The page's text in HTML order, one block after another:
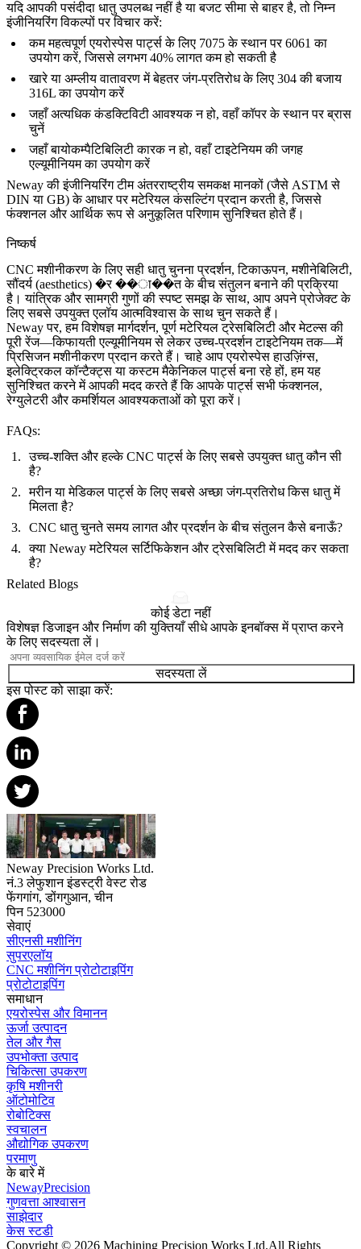
यदि आपकी पसंदीदा धातु उपलब्ध नहीं है या बजट सीमा से बाहर है, तो निम्न
इंजीनियरिंग विकल्पों पर विचार करें:
कम महत्वपूर्ण एयरोस्पेस पार्ट्स के लिए 7075 के स्थान पर 6061 का
उपयोग करें, जिससे लगभग 40% लागत कम हो सकती है
खारे या अम्लीय वातावरण में बेहतर जंग-प्रतिरोध के लिए 304 की बजाय
316L का उपयोग करें
जहाँ अत्यधिक कंडक्टिविटी आवश्यक न हो, वहाँ कॉपर के स्थान पर ब्रास
चुनें
जहाँ बायोकम्पैटिबिलिटी कारक न हो, वहाँ टाइटेनियम की जगह
एल्यूमीनियम का उपयोग करें
Neway की इंजीनियरिंग टीम अंतरराष्ट्रीय समकक्ष मानकों (जैसे ASTM से
DIN या GB) के आधार पर मटेरियल कंसल्टिंग प्रदान करती है, जिससे
फंक्शनल और आर्थिक रूप से अनुकूलित परिणाम सुनिश्चित होते हैं।
निष्कर्ष
CNC मशीनीकरण के लिए सही धातु चुनना प्रदर्शन, टिकाऊपन, मशीनेबिलिटी,
सौंदर्य (aesthetics) �र ��ा��त के बीच संतुलन बनाने की प्रक्रिया
है। यांत्रिक और सामग्री गुणों की स्पष्ट समझ के साथ, आप अपने प्रोजेक्ट के
लिए सबसे उपयुक्त एलॉय आत्मविश्वास के साथ चुन सकते हैं।
Newayपर, हम विशेषज्ञ मार्गदर्शन, पूर्ण मटेरियल ट्रेसबिलिटी और मेटल्स की
पूरी रेंज—किफायती एल्यूमीनियम से लेकर उच्च-प्रदर्शन टाइटेनियम तक—में
प्रिसिजन मशीनीकरण प्रदान करते हैं। चाहे आप एयरोस्पेस हाउज़िंग्स,
इलेक्ट्रिकल कॉन्टैक्ट्स या कस्टम मैकेनिकल पार्ट्स बना रहे हों, हम यह
सुनिश्चित करने में आपकी मदद करते हैं कि आपके पार्ट्स सभी फंक्शनल,
रेग्युलेटरी और कमर्शियल आवश्यकताओं को पूरा करें।
FAQs:
उच्च-शक्ति और हल्के CNC पार्ट्स के लिए सबसे उपयुक्त धातु कौन सी
है?
मरीन या मेडिकल पार्ट्स के लिए सबसे अच्छा जंग-प्रतिरोध किस धातु में
मिलता है?
CNC धातु चुनते समय लागत और प्रदर्शन के बीच संतुलन कैसे बनाऊँ?
क्या Neway मटेरियल सर्टिफिकेशन और ट्रेसबिलिटी में मदद कर सकता
है?
Related Blogs
कोई डेटा नहीं
विशेषज्ञ डिजाइन और निर्माण की युक्तियाँ सीधे आपके इनबॉक्स में प्राप्त करने
के लिए सदस्यता लें।
सदस्यता लें
इस पोस्ट को साझा करें:
Neway Precision Works Ltd.
नं.3 लेफुशान इंडस्ट्री वेस्ट रोड
फेंगगांग, डोंगगुआन, चीन
पिन 523000
सेवाएं
सीएनसी मशीनिंग
सुपरएलॉय
CNC मशीनिंग प्रोटोटाइपिंग
प्रोटोटाइपिंग
समाधान
एयरोस्पेस और विमानन
ऊर्जा उत्पादन
तेल और गैस
उपभोक्ता उत्पाद
चिकित्सा उपकरण
कृषि मशीनरी
ऑटोमोटिव
रोबोटिक्स
स्वचालन
औद्योगिक उपकरण
परमाणु
के बारे में
NewayPrecision
गुणवत्ता आश्वासन
साझेदार
केस स्टडी
Copyright © 2026 Machining Precision Works Ltd.All Rights